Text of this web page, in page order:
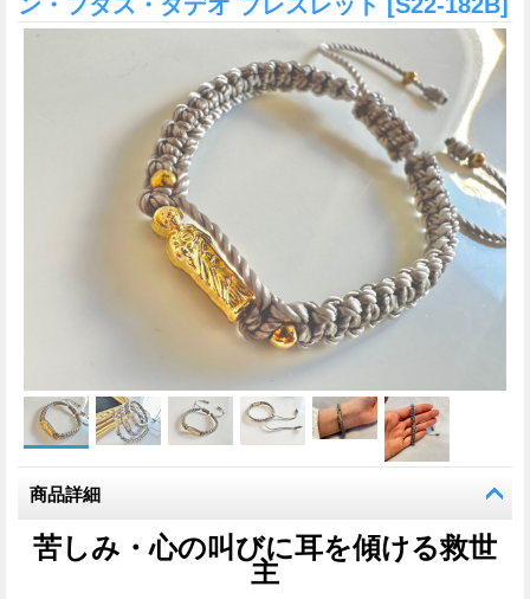
商品詳細
苦しみ・心の叫びに耳を傾ける救世
主